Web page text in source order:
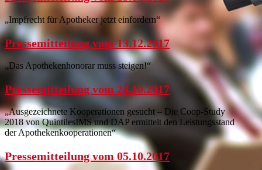
„Impfrecht für Apotheker jetzt einfordern“
Pressemitteilung vom 13.12.2017
„Das Apothekenhonorar muss steigen!“
Pressemitteilung vom 24.10.2017
„Ausgezeichnete Kooperationen gesucht – Die Coop-Study
2018 von QuintilesIMS und DAP ermittelt den Leistungsstand
der Apothekenkooperationen“
Pressemitteilung vom 05.10.2017